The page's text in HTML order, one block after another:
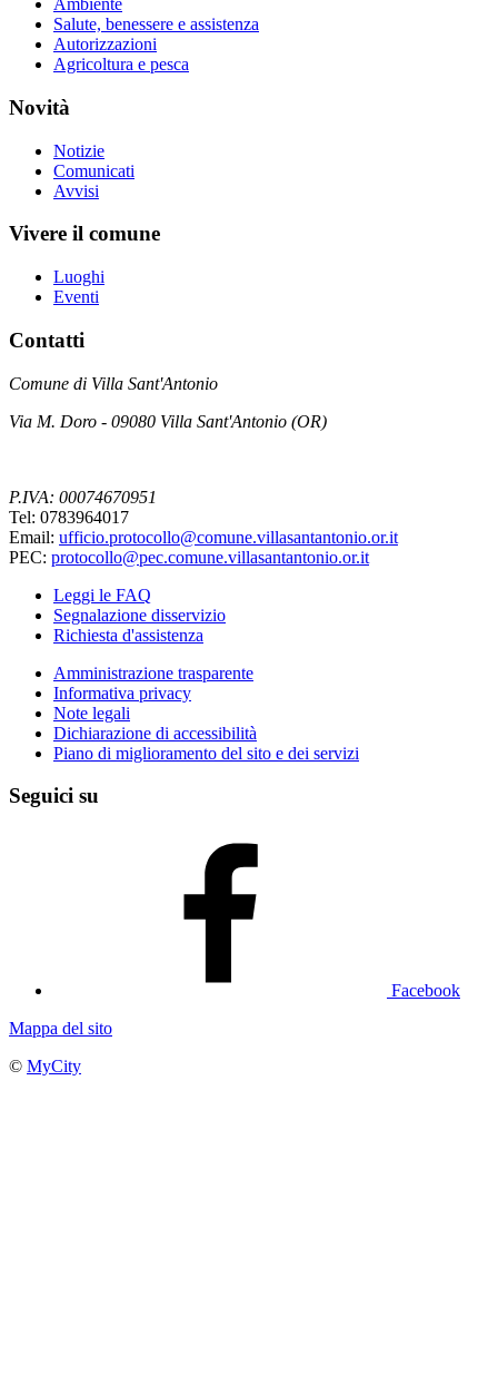
Ambiente
Salute, benessere e assistenza
Autorizzazioni
Agricoltura e pesca
Novità
Notizie
Comunicati
Avvisi
Vivere il comune
Luoghi
Eventi
Contatti
Comune di Villa Sant'Antonio
Via M. Doro - 09080 Villa Sant'Antonio (OR)
P.IVA: 00074670951
Tel: 0783964017
Email: ufficio.protocollo@comune.villasantantonio.or.it
PEC: protocollo@pec.comune.villasantantonio.or.it
Leggi le FAQ
Segnalazione disservizio
Richiesta d'assistenza
Amministrazione trasparente
Informativa privacy
Note legali
Dichiarazione di accessibilità
Piano di miglioramento del sito e dei servizi
Seguici su
Facebook
Mappa del sito
© MyCity